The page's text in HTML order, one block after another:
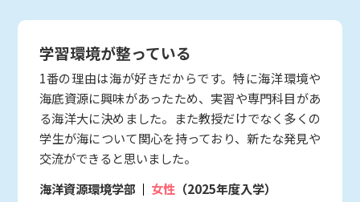
学習環境が整っている
1番の理由は海が好きだからです。特に海洋環境や
海底資源に興味があったため、実習や専門科目があ
る海洋大に決めました。また教授だけでなく多くの
学生が海について関心を持っており、新たな発見や
交流ができると思いました。
海洋資源環境学部
女性 （2025年度入学）